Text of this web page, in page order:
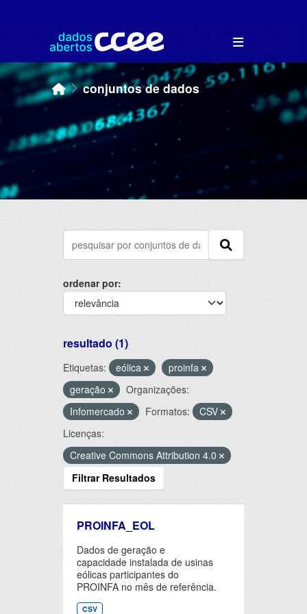
conjuntos de dados
ordenar por
resultado (1)
Etiquetas: eólica
proinfa
geração
Organizações:
Infomercado
Formatos:
CSV
Licenças:
Creative Commons Attribution 4.0
Filtrar Resultados
PROINFA_EOL
Dados de geração e
capacidade instalada de usinas
eólicas participantes do
PROINFA no mês de referência.
CSV